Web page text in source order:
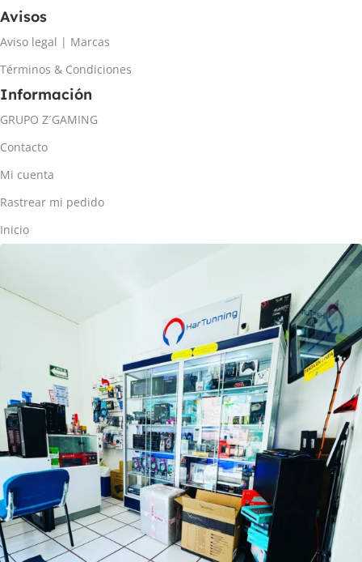
Avisos
Aviso legal | Marcas
Términos & Condiciones
Información
GRUPO Z´GAMING
Contacto
Mi cuenta
Rastrear mi pedido
Inicio